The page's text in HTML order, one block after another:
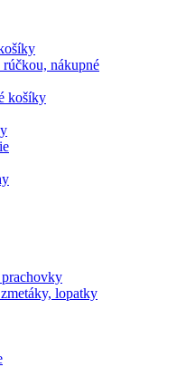
nákupné
košíky
lopatky